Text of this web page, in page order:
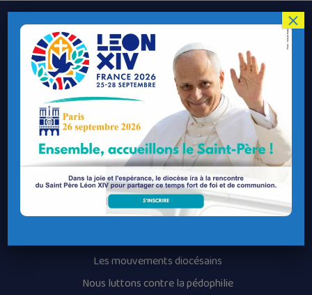
Le Diocèse de Quimper et Léon
Contacter le Diocèse
Contacter ma Paroisse
Contacter un service
Contacter une permanence
Recrutement
Horaires des messes
Nos paroisses
Les mouvements diocésains
Nous luttons contre la pédophilie
×